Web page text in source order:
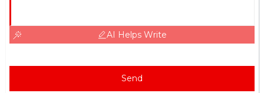
AI Helps Write
Send